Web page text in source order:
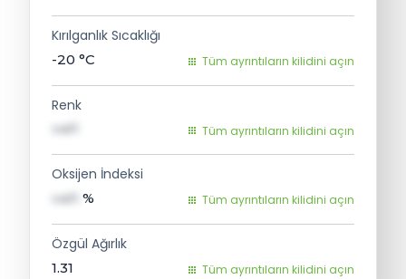
Kırılganlık Sıcaklığı
-20 °C Tüm ayrıntıların kilidini açın
Renk
val1 Tüm ayrıntıların kilidini açın
Oksijen İndeksi
val1 % Tüm ayrıntıların kilidini açın
Özgül Ağırlık
1.31 Tüm ayrıntıların kilidini açın